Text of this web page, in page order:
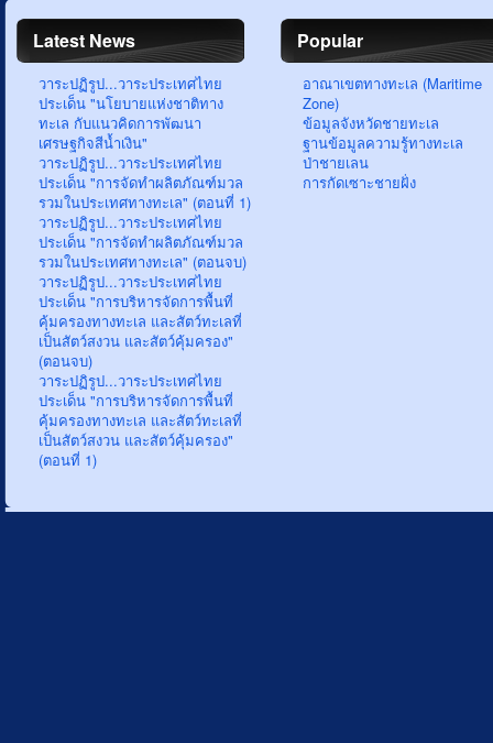
Latest News
วาระปฏิรูป...วาระประเทศไทย
ประเด็น "นโยบายแห่งชาติทาง
ทะเล กับแนวคิดการพัฒนา
เศรษฐกิจสีน้ำเงิน"
วาระปฏิรูป...วาระประเทศไทย
ประเด็น "การจัดทำผลิตภัณฑ์มวล
รวมในประเทศทางทะเล" (ตอนที่ 1)
วาระปฏิรูป...วาระประเทศไทย
ประเด็น "การจัดทำผลิตภัณฑ์มวล
รวมในประเทศทางทะเล" (ตอนจบ)
วาระปฏิรูป...วาระประเทศไทย
ประเด็น "การบริหารจัดการพื้นที่
คุ้มครองทางทะเล และสัตว์ทะเลที่
เป็นสัตว์สงวน และสัตว์คุ้มครอง"
(ตอนจบ)
วาระปฏิรูป...วาระประเทศไทย
ประเด็น "การบริหารจัดการพื้นที่
คุ้มครองทางทะเล และสัตว์ทะเลที่
เป็นสัตว์สงวน และสัตว์คุ้มครอง"
(ตอนที่ 1)
Popular
อาณาเขตทางทะเล (Maritime
Zone)
ข้อมูลจังหวัดชายทะเล
ฐานข้อมูลความรู้ทางทะเล
ป่าชายเลน
การกัดเซาะชายฝั่ง